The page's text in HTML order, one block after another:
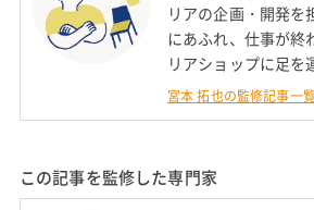
リアの企画・開発を
にあふれ、仕事が終
リアショップに足を
宮本 拓也の監修記事一
この記事を監修した専門家